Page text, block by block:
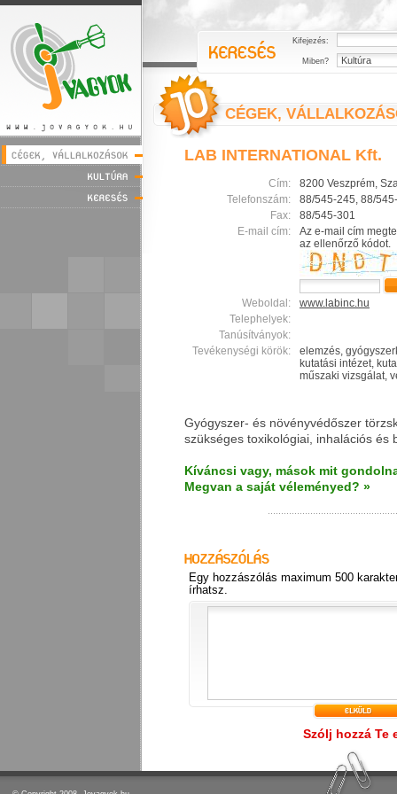
Kifejezés:
Miben?
CÉGEK,
LAB INTERNATIONAL Kft.
Cím:
8200 Veszprém,
Telefonszám:
88/545-245, 88/
Fax:
88/545-301
E-mail cím:
Az e-mail cím
az ellenőrző kódot.
Weboldal:
www.labinc.hu
Telephelyek:
Tanúsítványok:
Tevékenységi körök:
elemzés,
kutatási intézet,
műszaki vizsgálat,
Gyógyszer- és növényvédőszer
szükséges toxikológiai, inhalációs és
Kíváncsi vagy, mások mit
Megvan a saját véleményed? »
Egy hozzászólás maximum 500
írhatsz.
Szólj hozzá Te